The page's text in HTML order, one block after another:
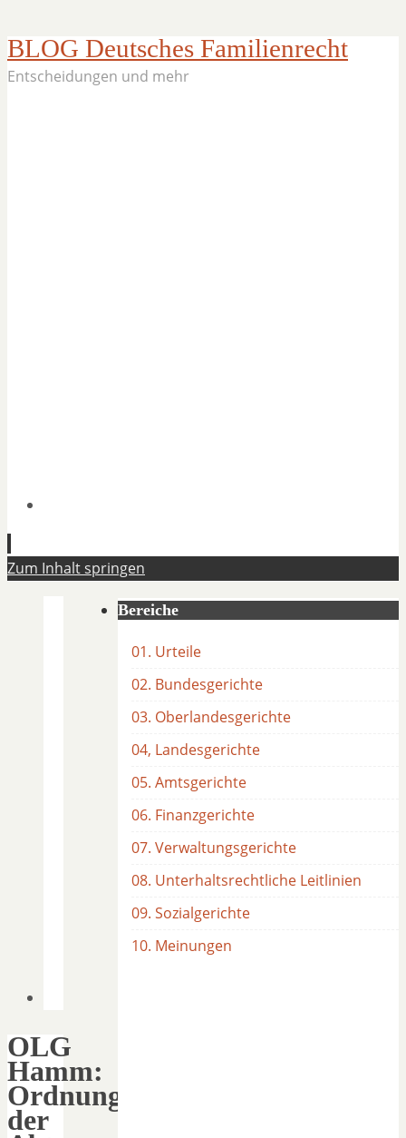
BLOG Deutsches Familienrecht
Entscheidungen und mehr
Zum Inhalt springen
OLG
Hamm:
Ordnungsmäßigkeit
der
Bereiche
01. Urteile
02. Bundesgerichte
03. Oberlandesgerichte
04, Landesgerichte
05. Amtsgerichte
06. Finanzgerichte
07. Verwaltungsgerichte
08. Unterhaltsrechtliche Leitlinien
09. Sozialgerichte
10. Meinungen